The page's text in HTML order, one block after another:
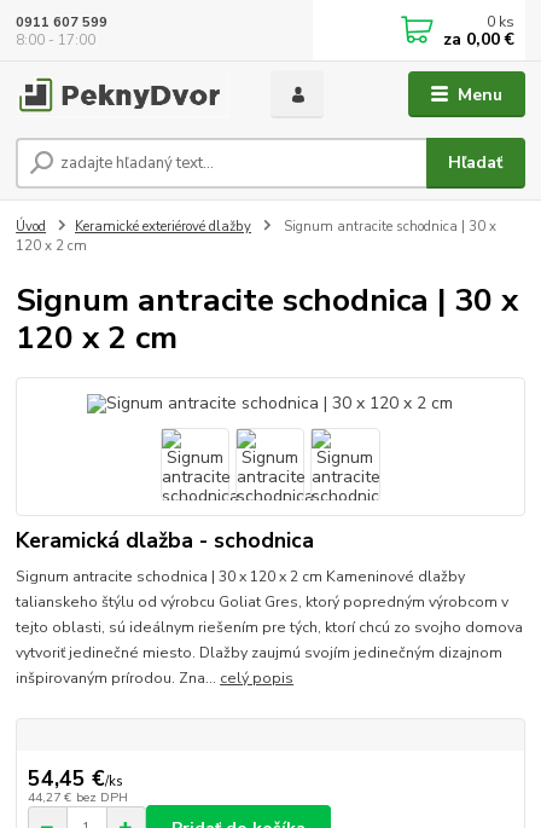
Menu
Hľadať
0911 607 599
8:00 - 17:00
0 ks
za 0,00 €
Úvod Keramické exteriérové dlažby
Signum antracite schodnica | 30 x
120 x 2 cm
Signum antracite schodnica | 30 x
120 x 2 cm
Keramická dlažba - schodnica
Signum antracite schodnica | 30 x 120 x 2 cm Kameninové dlažby
talianskeho štýlu od výrobcu Goliat Gres, ktorý popredným výrobcom v
tejto oblasti, sú ideálnym riešením pre tých, ktorí chcú zo svojho domova
vytvoriť jedinečné miesto. Dlažby zaujmú svojím jedinečným dizajnom
inšpirovaným prírodou. Zna... celý popis
54,45 €/ks
44,27 € bez DPH